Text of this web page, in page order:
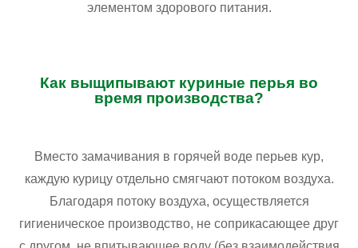
элементом здорового питания.
Как выщипывают куриные перья во
время производства?
Вместо замачивания в горячей воде перьев кур,
каждую курицу отдельно смягчают потоком воздуха.
Благодаря потоку воздуха, осуществляется
гигиеническое производство, не соприкасающее друг